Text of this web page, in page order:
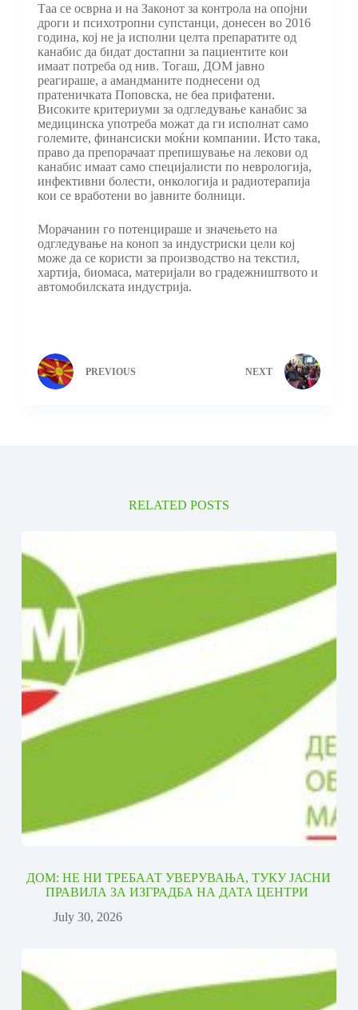
Таа се осврна и на Законот за контрола на опојни
дроги и психотропни супстанци, донесен во 2016
година, кој не ја исполни целта препаратите од
канабис да бидат достапни за пациентите кои
имаат потреба од нив. Тогаш, ДОМ јавно
реагираше, а амандманите поднесени од
пратеничката Поповска, не беа прифатени.
Високите критериуми за одгледување канабис за
медицинска употреба можат да ги исполнат само
големите, финансиски моќни компании. Исто така,
право да препорачаат препишување на лекови од
канабис имаат само специјалисти по неврологија,
инфективни болести, онкологија и радиотерапија
кои се вработени во јавните болници.
Морачанин го потенцираше и значењето на
одгледување на коноп за индустриски цели кој
може да се користи за производство на текстил,
хартија, биомаса, материјали во градежништвото и
автомобилската индустрија.
PREVIOUS NEXT
RELATED POSTS
ДОМ: НЕ НИ ТРЕБААТ УВЕРУВАЊА, ТУКУ ЈАСНИ
ПРАВИЛА ЗА ИЗГРАДБА НА ДАТА ЦЕНТРИ
July 30, 2026